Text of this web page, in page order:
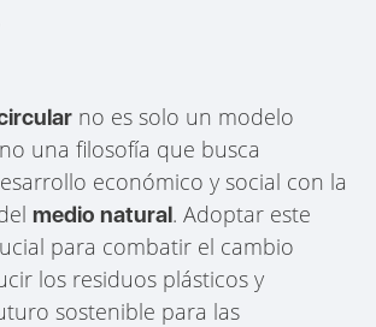
no es solo un modelo
una filosofía que busca
económico y social con la
medio natural. Adoptar este
para combatir el cambio
los residuos plásticos y
sostenible para las